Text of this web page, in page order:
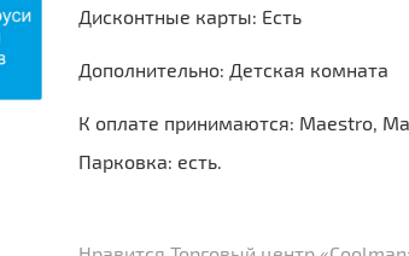
Дисконтные карты: Есть
Дополнительно: Детская комната
К оплате принимаются: Maestro,
Парковка: есть.